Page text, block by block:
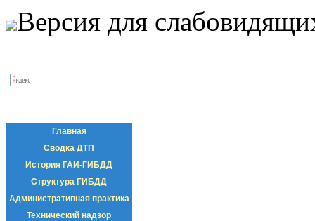
Версия для
Главная
Сводка ДТП
История ГАИ-ГИБДД
Структура ГИБДД
Административная практика
Технический надзор